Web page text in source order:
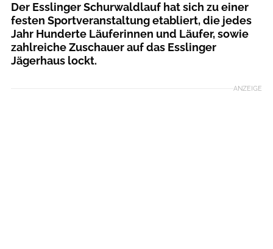
Der Esslinger Schurwaldlauf hat sich zu einer
festen Sportveranstaltung etabliert, die jedes
Jahr Hunderte Läuferinnen und Läufer, sowie
zahlreiche Zuschauer auf das Esslinger
Jägerhaus lockt.
ANZEIGE